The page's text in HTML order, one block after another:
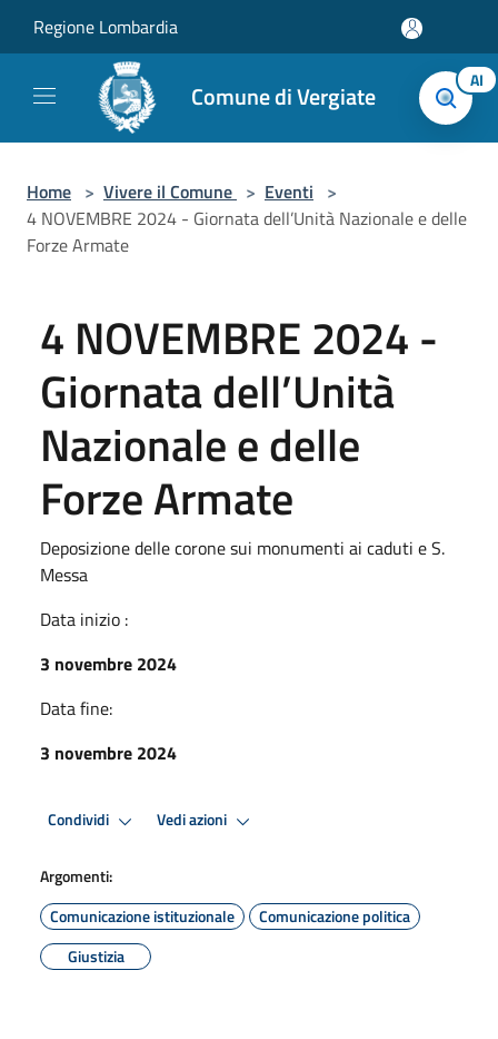
Regione Lombardia
Comune di Vergiate AI
Home > Vivere il Comune > Eventi >
4 NOVEMBRE 2024 - Giornata dell’Unità Nazionale e delle
Forze Armate
4 NOVEMBRE 2024 -
Giornata dell’Unità
Nazionale e delle
Forze Armate
Deposizione delle corone sui monumenti ai caduti e S.
Messa
Data inizio :
3 novembre 2024
Data fine:
3 novembre 2024
Condividi Vedi azioni
Argomenti:
Comunicazione istituzionale
Comunicazione politica
Giustizia